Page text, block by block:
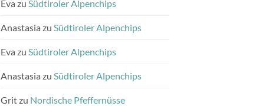
Eva zu Südtiroler Alpenchips
Anastasia zu Südtiroler Alpenchips
Eva zu Südtiroler Alpenchips
Anastasia zu Südtiroler Alpenchips
Gritzu Nordische Pfeffernüsse